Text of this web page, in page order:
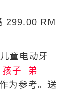
299.00 RM
童电动牙
孩子
弟
为参考。送